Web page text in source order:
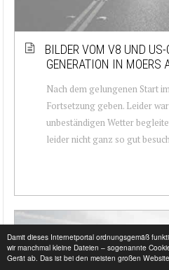
Damit dieses Internetportal ordnungsgemäß
wir manchmal kleine Dateien – sogenannte
Gerät ab. Das ist bei den meisten großen
BILDER VOM V8 UND US-
GENERATION IN
Nach dem gelungenen Start
Fortsetzung geben. Leider
unbeständigen Wetter
leider nicht ganz so gut